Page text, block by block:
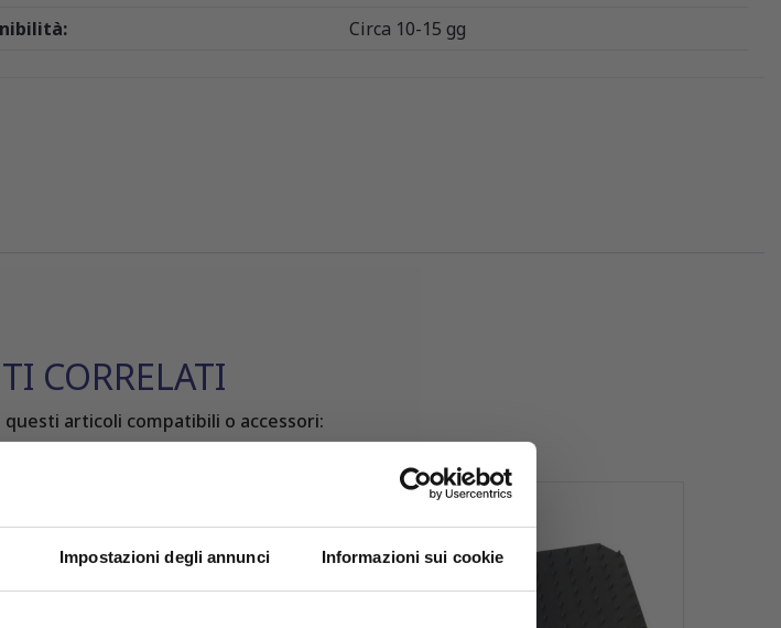
Impostazioni degli annunci Informazioni sui cookie
Circa 10-15 gg
CORRELATI
articoli compatibili o accessori: